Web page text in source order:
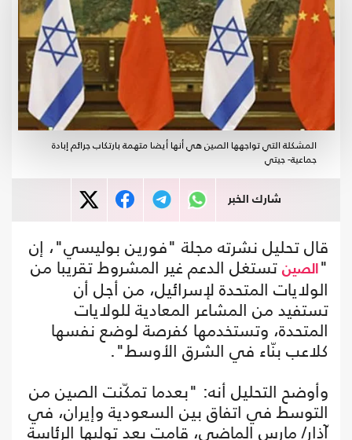
المشكلة التي تواجهها الصين هي أنها أيضا متهمة بارتكاب جرائم إبادة
جماعية- جيتي
شارك الخبر
قال تحليل نشرته مجلة "فورين بوليسي"، إن
" الصين تستغل الدعم غير المشروط تقريبا من
الولايات المتحدة لإسرائيل، من أجل أن
تستفيد من المشاعر المعادية للولايات
المتحدة، وتستخدمها كفرصة لوضع نفسها
كلاعب بنّاء في الشرق الأوسط".
وأوضح التحليل أنه: "بعدما تمكّنت الصين من
التوسط في اتفاق بين السعودية وإيران، في
آذار/ مارس الماضي، قامت بعد توليها الرئاسة